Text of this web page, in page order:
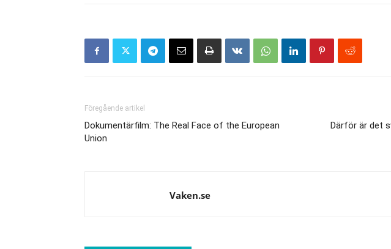
Föregående artikel
Dokumentärfilm: The Real Face of the European
Union
Därför är det
Vaken.se